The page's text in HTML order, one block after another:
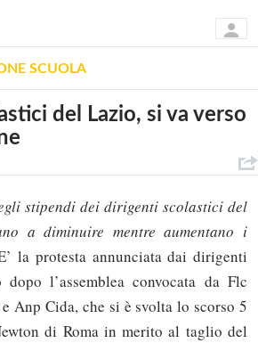
SCUOLA
del Lazio, si va verso
stipendi dei dirigenti scolastici del
a diminuire mentre aumentano i
la protesta annunciata dai dirigenti
l’assemblea convocata da Flc
Anp Cida, che si è svolta lo scorso 5
di Roma in merito al taglio del